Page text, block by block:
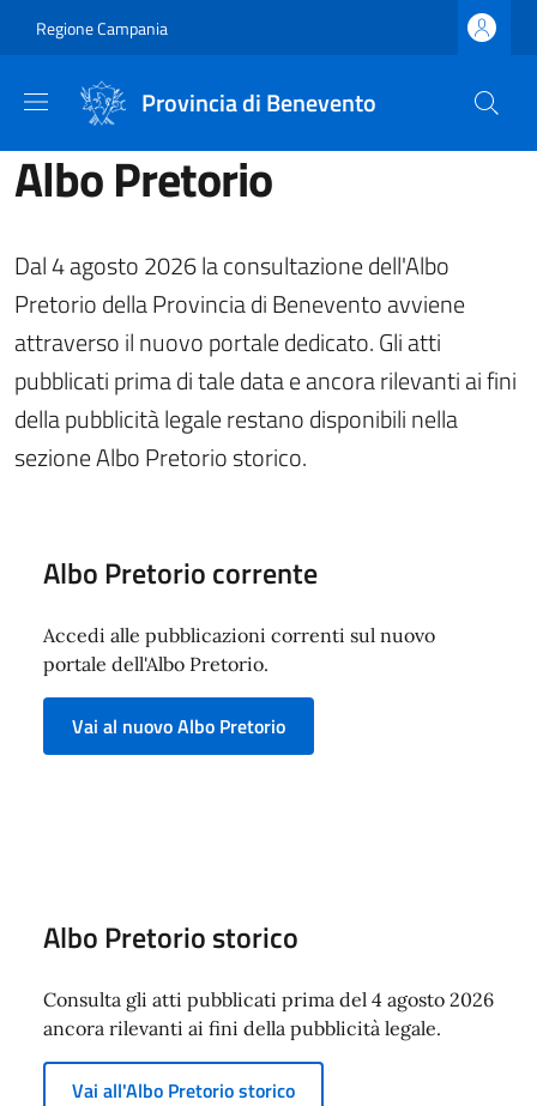
Regione Campania
Provincia di Benevento
Albo Pretorio
Dal 4 agosto 2026 la consultazione dell'Albo
Pretorio della Provincia di Benevento avviene
attraverso il nuovo portale dedicato. Gli atti
pubblicati prima di tale data e ancora rilevanti ai fini
della pubblicità legale restano disponibili nella
sezione Albo Pretorio storico.
Albo Pretorio corrente
Accedi alle pubblicazioni correnti sul nuovo
portale dell'Albo Pretorio.
Vai al nuovo Albo Pretorio
Albo Pretorio storico
Consulta gli atti pubblicati prima del 4 agosto 2026
ancora rilevanti ai fini della pubblicità legale.
Vai all'Albo Pretorio storico